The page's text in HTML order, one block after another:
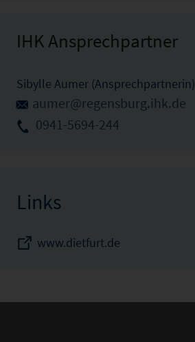
IHK Ansprechpartner
Sibylle Aumer (Ansprechpartnerin)
aumer@regensburg.ihk.de
0941-5694-244
Links
www.dietfurt.de